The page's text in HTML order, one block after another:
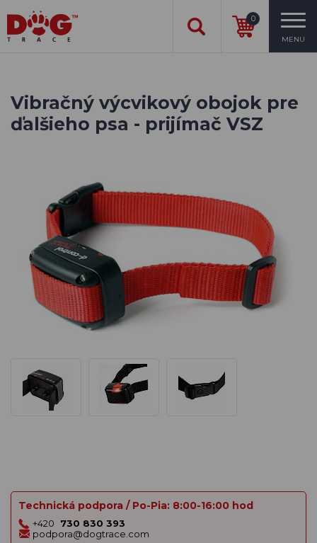
0
MENU
Vibračný výcvikový obojok pre
ďalšieho psa - prijímač VSZ
Technická podpora / Po-Pia: 8:00-16:00 hod
+420
730 830 393
podpora@dogtrace.com